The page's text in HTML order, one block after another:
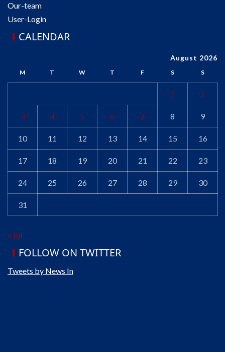
Our-team
User-Login
CALENDAR
August 2026
M T W T F S S
1 2
3 4 5 6 7 8 9
10 11 12 13 14 15 16
17 18 19 20 21 22 23
24 25 26 27 28 29 30
31
« Jul
FOLLOW ON TWITTER
Tweets by News In